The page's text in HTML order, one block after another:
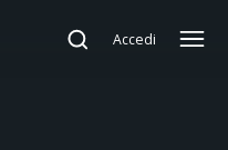
Accedi